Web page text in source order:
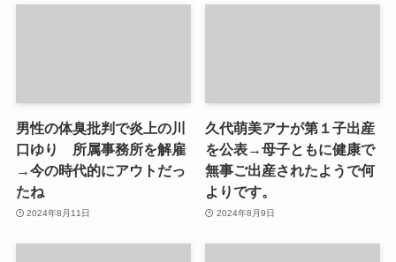
男性の体臭批判で炎上の川
口ゆり 所属事務所を解雇
→今の時代的にアウトだっ
たね
2024年8月11日
久代萌美アナが第１子出産
を公表→母子ともに健康で
無事ご出産されたようで何
よりです。
2024年8月9日